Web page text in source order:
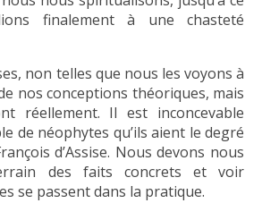
finalement à une chasteté
non telles que nous les voyons à
nos conceptions théoriques, mais
réellement. Il est inconcevable
de néophytes qu’ils aient le degré
d’Assise. Nous devons nous
des faits concrets et voir
se passent dans la pratique.